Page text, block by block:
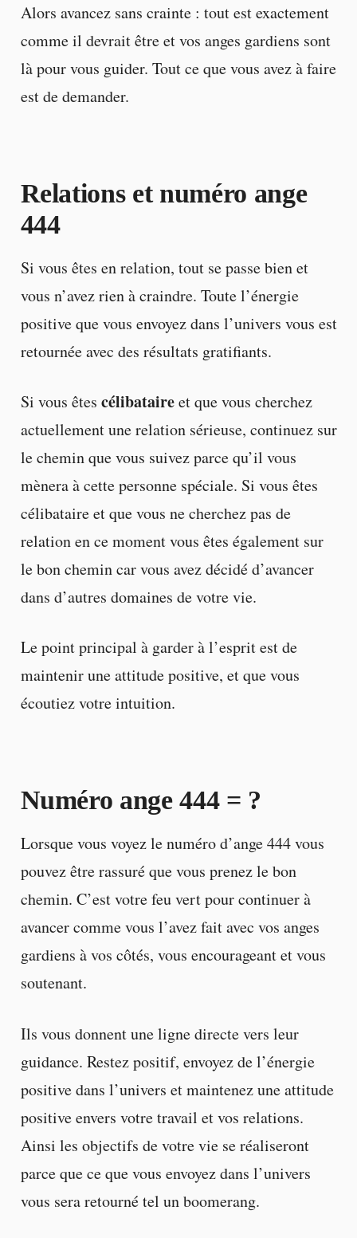
Alors avancez sans crainte : tout est exactement
comme il devrait être et vos anges gardiens sont
là pour vous guider. Tout ce que vous avez à faire
est de demander.
Relations et numéro ange
444
Si vous êtes en relation, tout se passe bien et
vous n’avez rien à craindre. Toute l’énergie
positive que vous envoyez dans l’univers vous est
retournée avec des résultats gratifiants.
Si vous êtes célibataireet que vous cherchez
actuellement une relation sérieuse, continuez sur
le chemin que vous suivez parce qu’il vous
mènera à cette personne spéciale. Si vous êtes
célibataire et que vous ne cherchez pas de
relation en ce moment vous êtes également sur
le bon chemin car vous avez décidé d’avancer
dans d’autres domaines de votre vie.
Le point principal à garder à l’esprit est de
maintenir une attitude positive, et que vous
écoutiez votre intuition.
Numéro ange 444 = ?
Lorsque vous voyez le numéro d’ange 444 vous
pouvez être rassuré que vous prenez le bon
chemin. C’est votre feu vert pour continuer à
avancer comme vous l’avez fait avec vos anges
gardiens à vos côtés, vous encourageant et vous
soutenant.
Ils vous donnent une ligne directe vers leur
guidance. Restez positif, envoyez de l’énergie
positive dans l’univers et maintenez une attitude
positive envers votre travail et vos relations.
Ainsi les objectifs de votre vie se réaliseront
parce que ce que vous envoyez dans l’univers
vous sera retourné tel un boomerang.